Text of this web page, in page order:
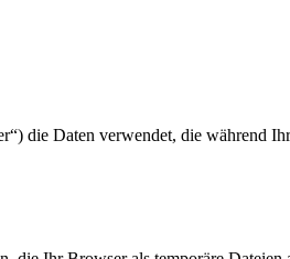
die Daten verwendet, die während